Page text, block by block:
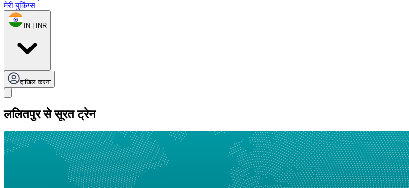
मेरी बुकिंग्स
IN | INR
दाखिल करना
ललितपुर से सूरत ट्रेन